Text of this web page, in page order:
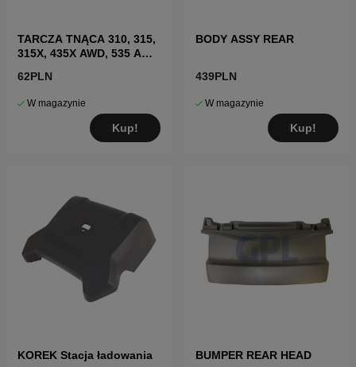
TARCZA TNĄCA 310, 315,
315X, 435X AWD, 535 AWD
62PLN
W magazynie
Kup!
BODY ASSY REAR
439PLN
W magazynie
Kup!
KOREK Stacja ładowania BUMPER REAR HEAD